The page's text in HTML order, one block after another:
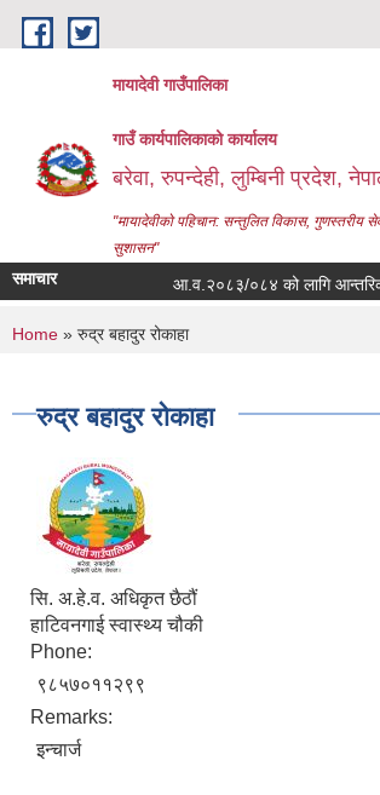
Skip to main content
मायादेवी गाउँपालिका
गाउँ कार्यपालिकाको कार्यालय
बरेवा, रुपन्देही, लुम्बिनी प्रदेश,
"मायादेवीको पहिचान: सन्तुलित विकास, गुणस्तरीय
सुशासन"
समाचार आ.व.२०८३/०८४ को लागि आन्तरिक
You are here
Home » रुद्र बहादुर रोकाहा
रुद्र बहादुर रोकाहा
सि. अ.हे.व. अधिकृत छैठौं
हाटिवनगाई स्वास्थ्य चौकी
Phone:
९८५७०११२९९
Remarks:
इन्चार्ज